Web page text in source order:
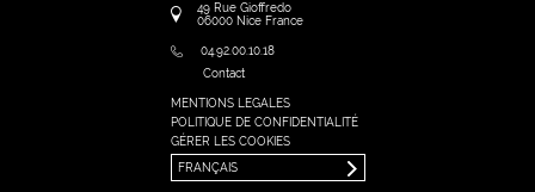
49 Rue Gioffredo
06000 Nice France
04.92.00.10.18
Contact
MENTIONS LEGALES
POLITIQUE DE CONFIDENTIALITÉ
GÉRER LES COOKIES
FRANÇAIS
FRANÇAIS
ENGLISH